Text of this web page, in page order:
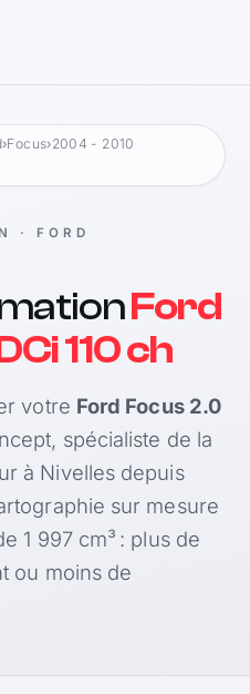
›Focus›2004 - 2010
· FORD
Ford
110 ch
votre Ford Focus 2.0
spécialiste de la
à Nivelles depuis
sur mesure
1 997 cm³ : plus de
ou moins de